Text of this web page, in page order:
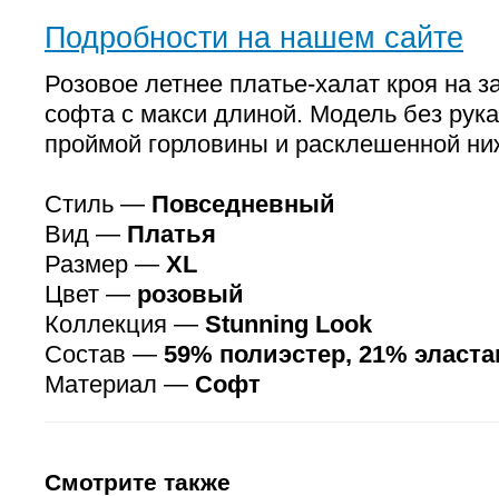
Подробности на нашем сайте
Розовое летнее платье-халат кроя на
софта с макси длиной. Модель без
проймой горловины и расклешенной
Стиль — Повседневный
Вид — Платья
Размер — XL
Цвет — розовый
Коллекция — Stunning Look
Состав — 59% полиэстер, 21%
Материал — Софт
Смотрите также